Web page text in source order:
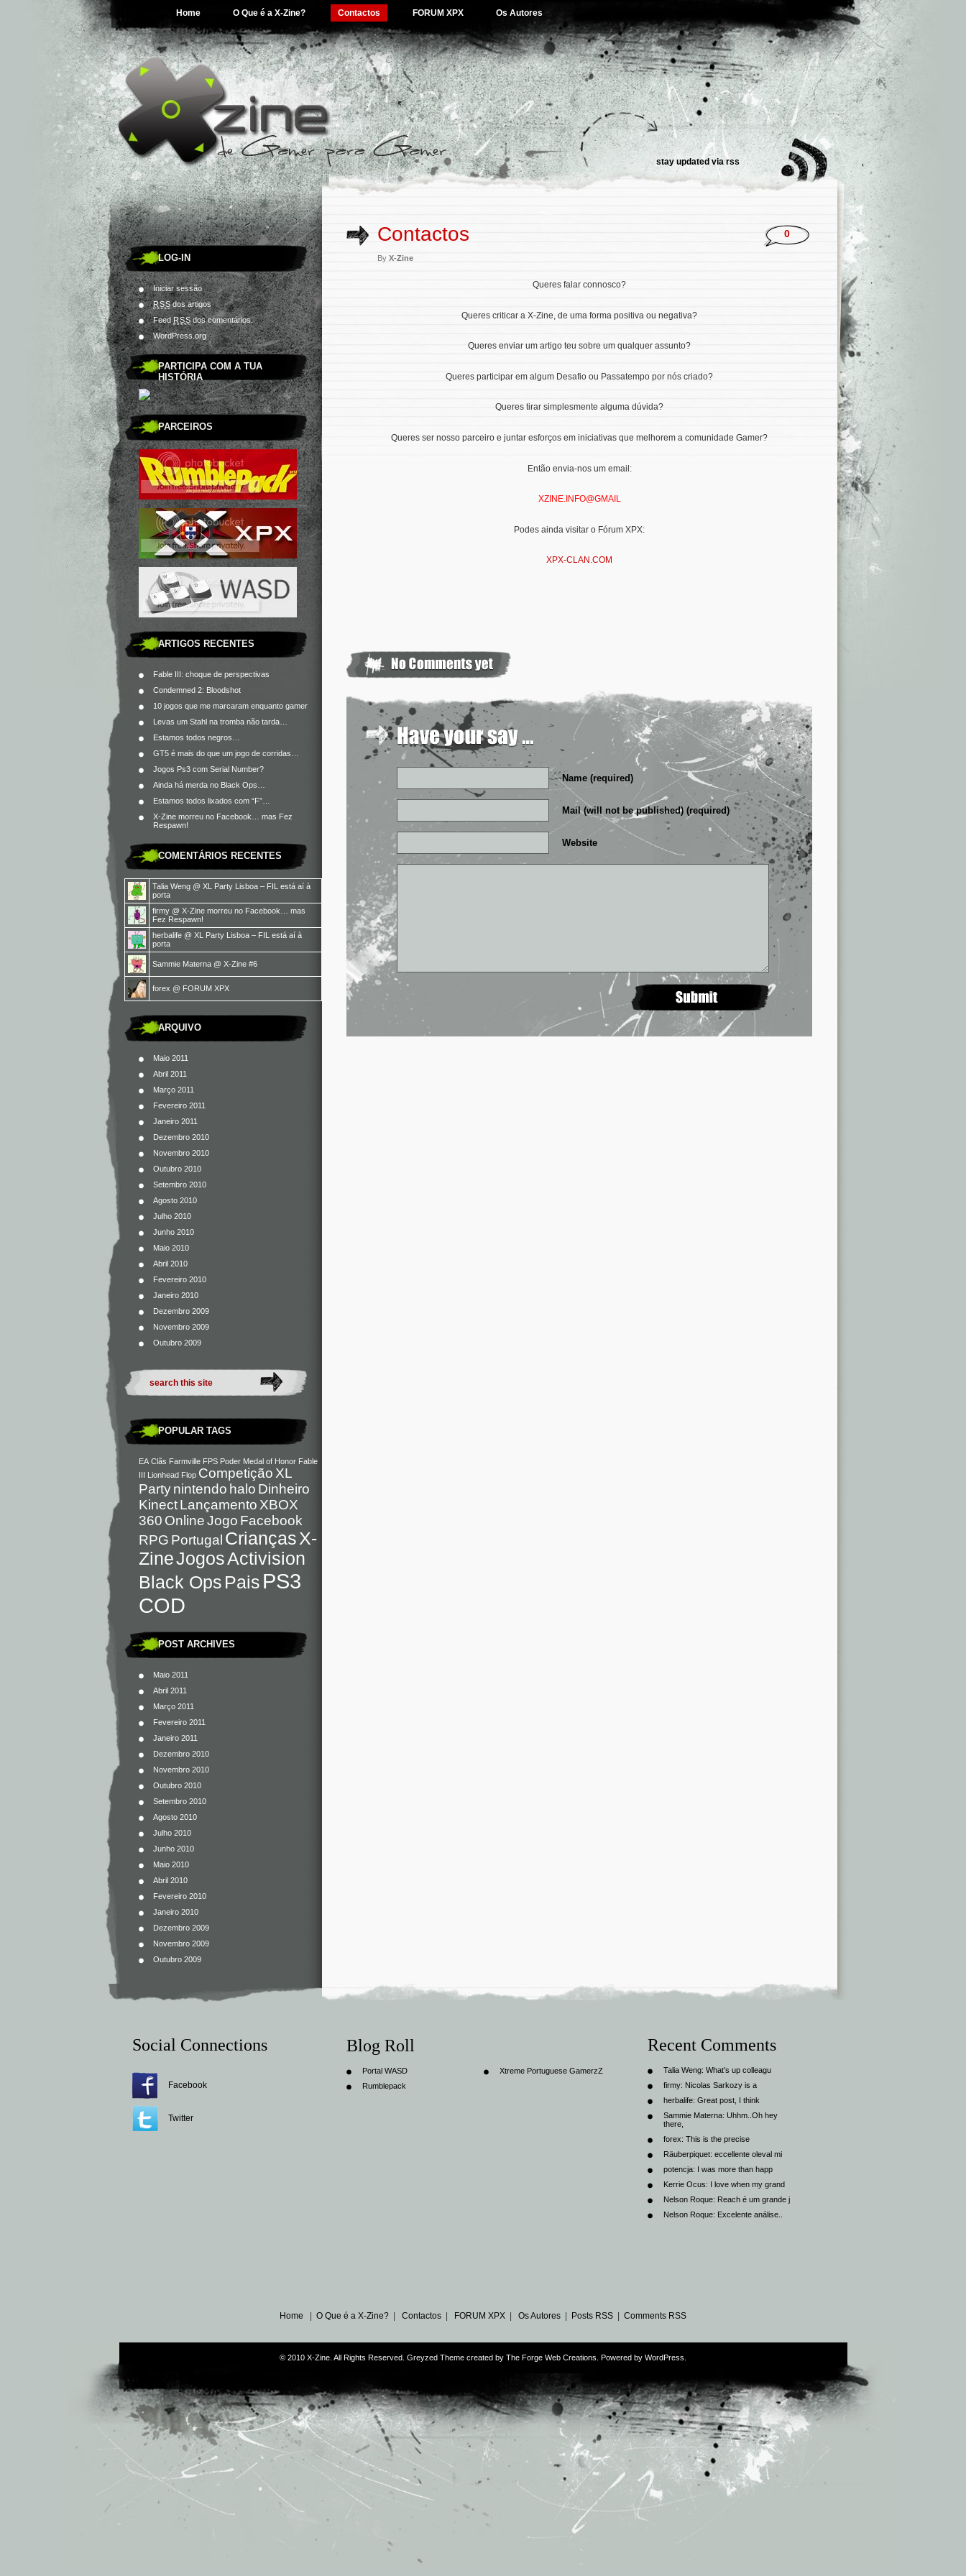
Home O Que é a X-Zine? Contactos FORUM XPX Os Autores
stay updated viarss
LOG-IN
Iniciar sessão
RSSdos artigos
FeedRSSdos comentários.
WordPress.org
PARTICIPA COM A TUA
HISTÓRIA
PARCEIROS
ARTIGOS RECENTES
Fable III: choque de perspectivas
Condemned 2: Bloodshot
10 jogos que me marcaram enquanto gamer
Levas um Stahl na tromba não tarda…
Estamos todos negros…
GT5 é mais do que um jogo de corridas…
Jogos Ps3 com Serial Number?
Ainda há merda no Black Ops…
Estamos todos lixados com “F”…
X-Zine morreu no Facebook… mas Fez
Respawn!
COMENTÁRIOS RECENTES
Talia Weng @ XL Party Lisboa – FIL está aí à
porta
firmy @ X-Zine morreu no Facebook… mas
Fez Respawn!
herbalife @ XL Party Lisboa – FIL está aí à
porta
Sammie Materna @ X-Zine #6
forex @ FORUM XPX
ARQUIVO
Maio 2011
Abril 2011
Março 2011
Fevereiro 2011
Janeiro 2011
Dezembro 2010
Novembro 2010
Outubro 2010
Setembro 2010
Agosto 2010
Julho 2010
Junho 2010
Maio 2010
Abril 2010
Fevereiro 2010
Janeiro 2010
Dezembro 2009
Novembro 2009
Outubro 2009
POPULAR TAGS
EA Clãs Farmville FPS Poder Medal of Honor Fable
III Lionhead Flop Competição XL
Partynintendo halo Dinheiro
KinectLançamento XBOX
360 OnlineJogo Facebook
RPG Portugal CriançasX-
ZineJogosActivision
Black Ops Pais PS3
COD
POST ARCHIVES
Maio 2011
Abril 2011
Março 2011
Fevereiro 2011
Janeiro 2011
Dezembro 2010
Novembro 2010
Outubro 2010
Setembro 2010
Agosto 2010
Julho 2010
Junho 2010
Maio 2010
Abril 2010
Fevereiro 2010
Janeiro 2010
Dezembro 2009
Novembro 2009
Outubro 2009
Contactos
By X-Zine
0
Queres falar connosco?
Queres criticar a X-Zine, de uma forma positiva ou negativa?
Queres enviar um artigo teu sobre um qualquer assunto?
Queres participar em algum Desafio ou Passatempo por nós criado?
Queres tirar simplesmente alguma dúvida?
Queres ser nosso parceiro e juntar esforços em iniciativas que melhorem a comunidade Gamer?
Então envia-nos um email:
XZINE.INFO@GMAIL
Podes ainda visitar o Fórum XPX:
XPX-CLAN.COM
Name (required)
Mail (will not be published) (required)
Website
Social Connections
Facebook
Twitter
Blog Roll
Portal WASD
Rumblepack
Xtreme Portuguese GamerzZ
Recent Comments
Talia Weng: What’s up colleagu
firmy: Nicolas Sarkozy is a
herbalife: Great post, I think
Sammie Materna: Uhhm..Oh hey
there,
forex: This is the precise
Räuberpiquet: eccellente oleval mi
potencja: I was more than happ
Kerrie Ocus: I love when my grand
Nelson Roque: Reach é um grande j
Nelson Roque: Excelente análise..
Home O Que é a X-Zine? Contactos FORUM XPX Os Autores Posts RSS Comments RSS
© 2010 X-Zine. All Rights Reserved. Greyzed Theme created by The Forge Web Creations . Powered by WordPress